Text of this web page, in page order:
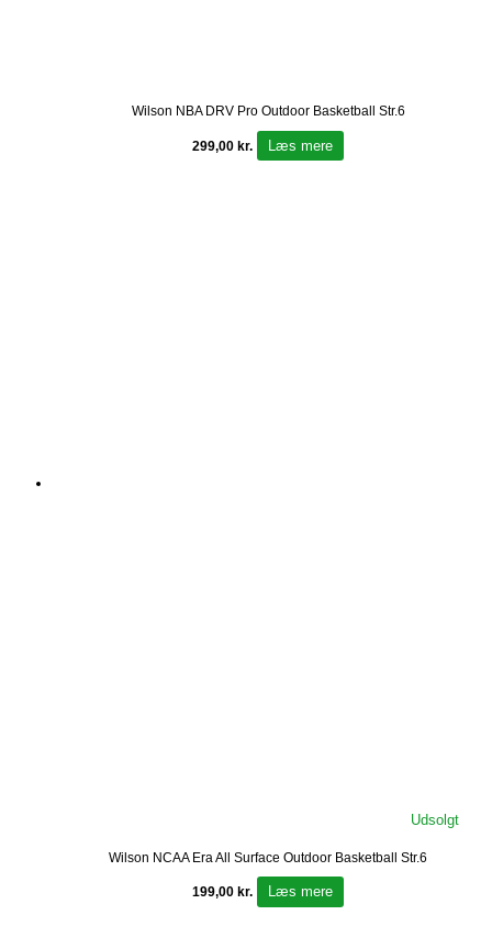
Wilson NBA DRV Pro Outdoor Basketball Str.6
299,00 kr. Læs mere
Udsolgt
Wilson NCAA Era All Surface Outdoor Basketball Str.6
199,00 kr. Læs mere